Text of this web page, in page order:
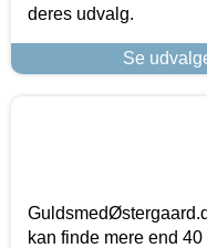
deres udvalg.
Se
kan finde mere end